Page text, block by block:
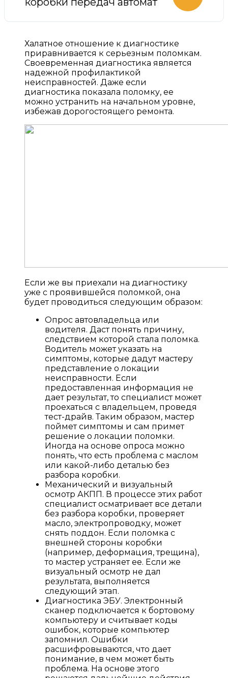
Халатное отношение к диагностике
приравнивается к серьезным поломкам.
Своевременная диагностика является
надежной профилактикой
неисправностей. Даже если
диагностика показала поломку, ее
можно устранить на начальном уровне,
избежав дорогостоящего ремонта.
Если же вы приехали на диагностику
уже с проявившейся поломкой, она
будет проводиться следующим образом:
Опрос автовладельца или
водителя. Даст понять причину,
следствием которой стала поломка.
Водитель может указать на
симптомы, которые дадут мастеру
представление о локации
неисправности. Если
предоставленная информация не
дает результат, то специалист может
проехаться с владельцем, проведя
тест-драйв. Таким образом, мастер
поймет симптомы и сам примет
решение о локации поломки.
Иногда на основе опроса можно
понять, что есть проблема с маслом
или какой-либо деталью без
разбора коробки.
Механический и визуальный
осмотр АКПП. В процессе этих работ
специалист осматривает все детали
без разбора коробки, проверяет
масло, электропроводку, может
снять поддон. Если поломка с
внешней стороны коробки
(например, деформация, трещина),
то мастер устраняет ее. Если же
визуальный осмотр не дал
результата, выполняется
следующий этап.
Диагностика ЭБУ. Электронный
сканер подключается к бортовому
компьютеру и считывает коды
ошибок, которые компьютер
запомнил. Ошибки
расшифровываются, что дает
понимание, в чем может быть
проблема. На основе этого